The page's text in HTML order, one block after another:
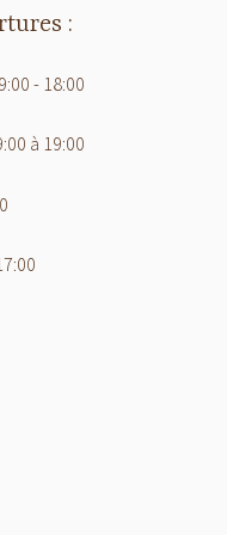
:
- 18:00
à 19:00